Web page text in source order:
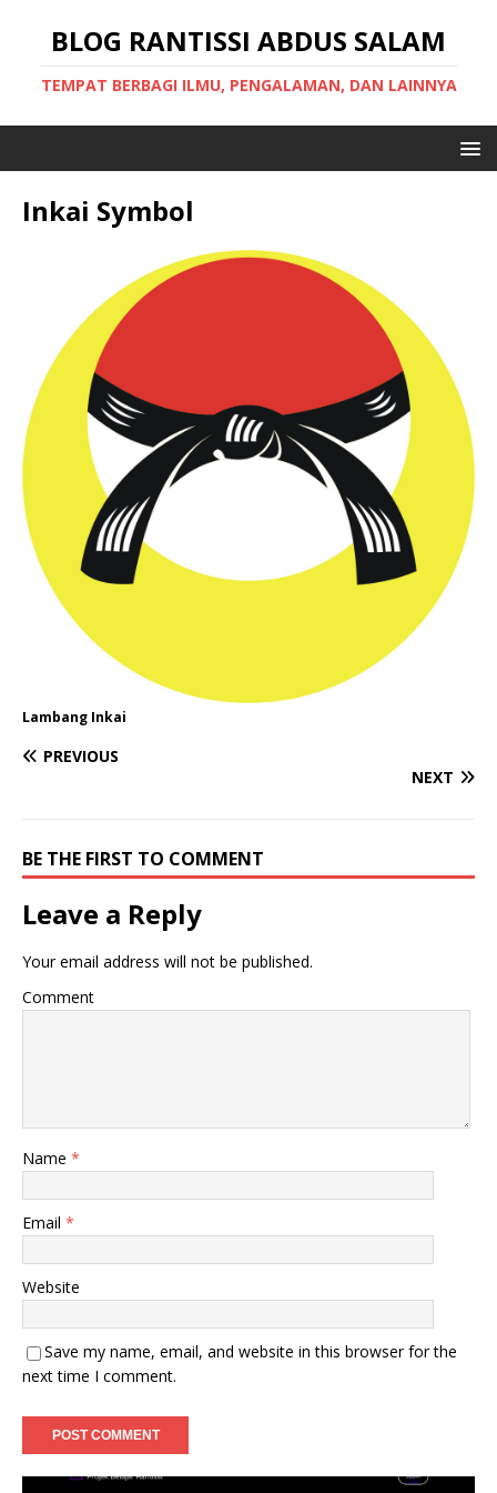
BLOG RANTISSI ABDUS SALAM
TEMPAT BERBAGI ILMU, PENGALAMAN, DAN LAINNYA
Inkai Symbol
Lambang Inkai
PREVIOUS
NEXT
BE THE FIRST TO COMMENT
Leave a Reply
Your email address will not be published.
Comment
Name *
Email *
Website
Save my name, email, and website in this browser for the
next time I comment.